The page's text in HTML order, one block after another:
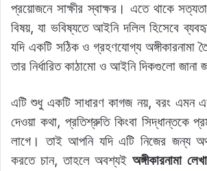
প্রয়োজনে সাক্ষীর স্বাক্ষর। এতে থাকে
বিষয়, যা ভবিষ্যতে আইনি দলিল হিসেবে
যদি একটি সঠিক ও গ্রহণযোগ্য অঙ্গীকারনামা
তার নির্ধারিত কাঠামো ও আইনি দিকগুলো জানা
এটি শুধু একটি সাধারণ কাগজ নয়, বরং এমন
দেওয়া কথা, প্রতিশ্রুতি কিংবা সিদ্ধান্তকে
লাগে। তাই আপনি যদি এটি নিজের জন্য
করতে চান, তাহলে অবশ্যই অঙ্গীকারনামা